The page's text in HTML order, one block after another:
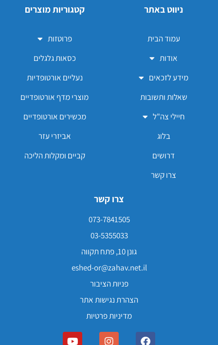
ניווט באתר
עמוד הבית
אודות
מידע לזכאים
שאלות ותשובות
חיילי צה"ל
בלוג
דרושים
צרו קשר
קטגוריות מוצרים
פרוטזות
כסאות גלגלים
נעליים אורטופדיות
מוצרי מדף אורטופדיים
מכשירים אורטופדיים
אביזרי עזר
קביים ומקלות הליכה
צרו קשר
073-7841505
03-5355033
גונן 10, פתח תקווה
eshed-or@zahav.net.il
פניות הציבור
הצהרת נגישות אתר
מדיניות פרטיות